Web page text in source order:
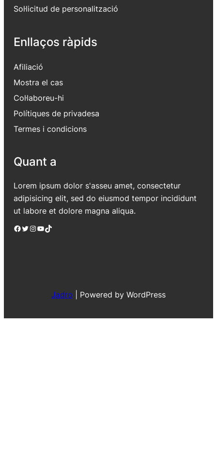
Sol·licitud de personalització
Enllaços ràpids
Afiliació
Mostra el cas
Col·laboreu-hi
Polítiques de privadesa
Termes i condicions
Quant a
Lorem ipsum dolor s'asseu amet, consectetur
adipisicing elit, sed do eiusmod tempor incididunt
ut labore et dolore magna aliqua.
Facebook Twitter Instagram YouTube TikTok
Jadro Powered by WordPress